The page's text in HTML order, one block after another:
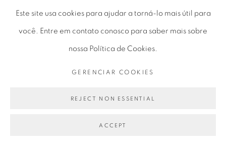
JOÃO LUIZ MUSA
"Congonhas do Campo" , 2001
VIEW MORE DETAILS
Este site usa cookies para ajudar a torná-lo mais útil para
você. Entre em contato conosco para saber mais sobre
nossa Política de Cookies.
GERENCIAR COOKIES
REJECT NON ESSENTIAL
ACCEPT